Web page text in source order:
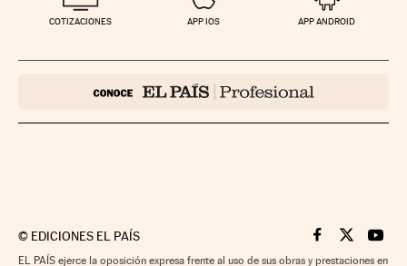
COTIZACIONES APP IOS APP ANDROID
© EDICIONES EL PAÍS Cinco Días en
Cinco Días
Cinco
EL PAÍS ejerce la oposición expresa frente al uso de sus obras y prestaciones en